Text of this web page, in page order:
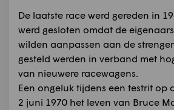
De laatste race werd gereden in
werd gesloten omdat de
wilden aanpassen aan de
gesteld werden in verband met
van nieuwere racewagens.
Een ongeluk tijdens een testrit op
2 juni 1970 het leven van Bruce